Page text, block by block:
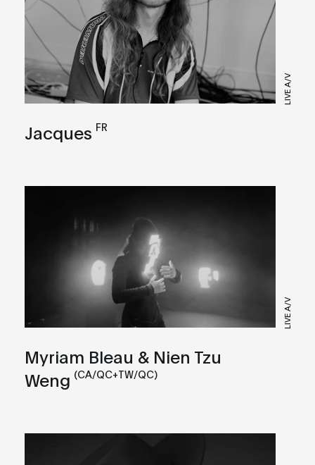
LIVE A/V
Jacques FR
LIVE A/V
Myriam Bleau & Nien Tzu
Weng (CA/QC+TW/QC)